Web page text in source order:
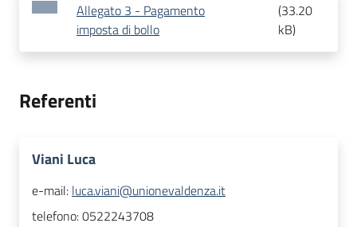
Allegato 3 - Pagamento
imposta di bollo
(33.20
kB)
Referenti
Viani Luca
e-mail: luca.viani@unionevaldenza.it
telefono:0522243708